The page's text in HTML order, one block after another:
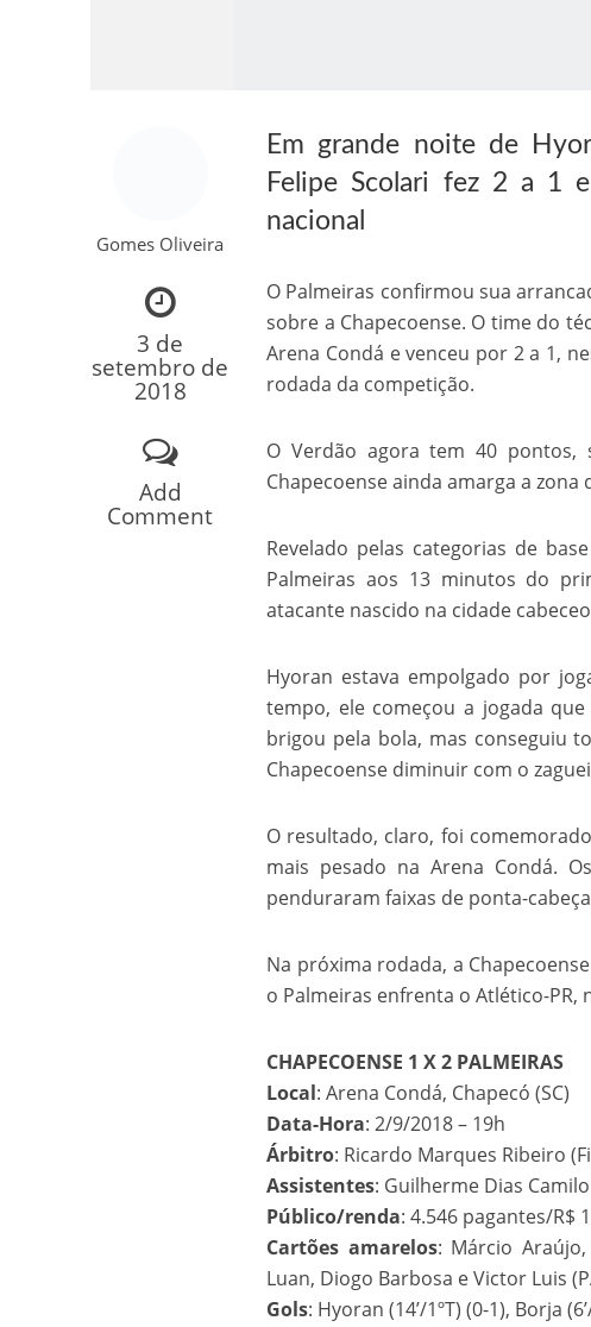
Os segredos não
FILME: Como um Monjolo
Gomes Oliveira
3 de
setembro de
2018
Add
Comment
Em grande noite de
Felipe Scolari fez 2 a 1
nacional
O Palmeiras confirmou sua
sobre a Chapecoense. O time do
Arena Condá e venceu por 2 a 1,
rodada da competição.
O Verdão agora tem 40
Chapecoense ainda amarga a
Revelado pelas categorias de
Palmeiras aos 13 minutos do
atacante nascido na cidade
Hyoran estava empolgado por
tempo, ele começou a jogada
brigou pela bola, mas conseguiu
Chapecoense diminuir com o
O resultado, claro, foi
mais pesado na Arena Condá.
penduraram faixas de ponta-
Na próxima rodada, a
o Palmeiras enfrenta o Atlético-PR,
CHAPECOENSE 1 X 2 PALMEIRAS
Local: Arena Condá, Chapecó (SC)
Data-Hora: 2/9/2018 – 19h
Árbitro: Ricardo Marques Ribeiro
Assistentes: Guilherme Dias
Público/renda: 4.546 pagantes/R$
Cartões amarelos: Márcio
Luan, Diogo Barbosa e Victor Luis
Gols: Hyoran (14’/1ºT) (0-1), Borja